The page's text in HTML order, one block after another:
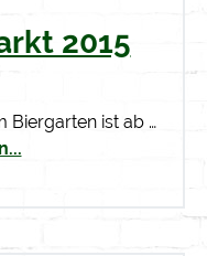
2015
Biergarten ist ab …